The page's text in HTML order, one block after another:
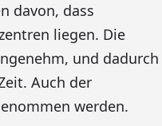
davon, dass
liegen. Die
und dadurch
Auch der
werden.